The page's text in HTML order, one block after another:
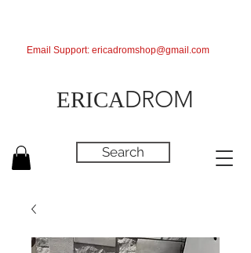
ERICADROM
Search
Email Support: ericadromshop@gmail.com